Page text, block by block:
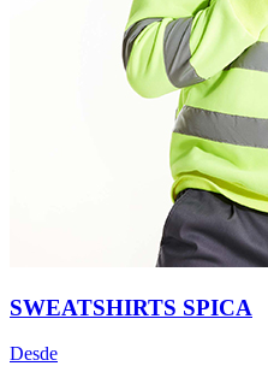
SWEATSHIRTS SPICA
Desde